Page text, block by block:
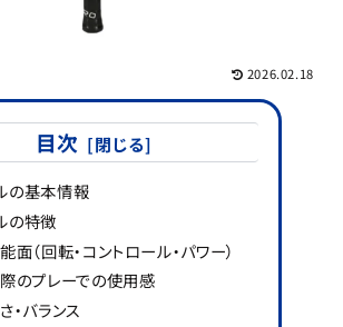
2026.02.18
目次
の基本情報
の特徴
面（回転・コントロール・パワー）
のプレーでの使用感
・バランス